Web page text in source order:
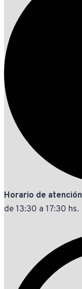
Horario de atención
de 13:30 a 17:30 hs.